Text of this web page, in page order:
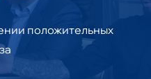
положительных